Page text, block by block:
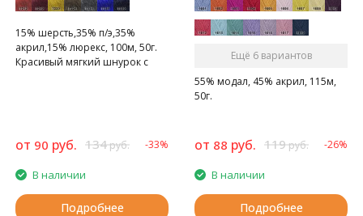
15% шерсть,35% п/э,35%
акрил,15% люрекс, 100м, 50г.
Красивый мягкий шнурок с
от 90 руб. 134руб. -33%
В наличии
Подробнее
Ещё 6 вариантов
55% модал, 45% акрил, 115м,
50г.
от 88 руб. 119руб. -26%
В наличии
Подробнее